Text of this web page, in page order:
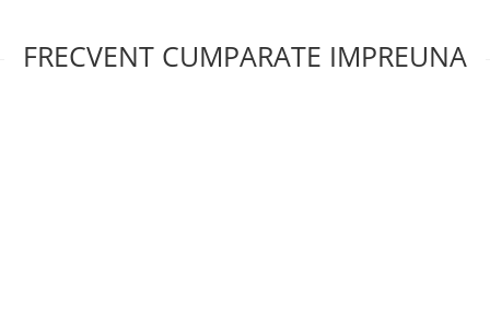
FRECVENT CUMPARATE IMPREUNA